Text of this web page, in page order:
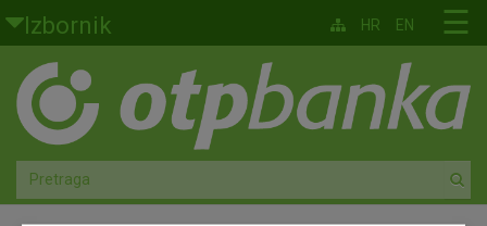
Skoči na glavni sadržaj
Izbornik
Građani
Privatno bankarstvo
Agro
☰
HR EN